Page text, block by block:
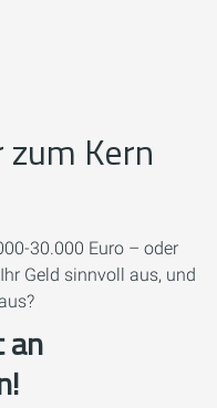
Kern
30.000 Euro – oder
Geld sinnvoll aus, und
an